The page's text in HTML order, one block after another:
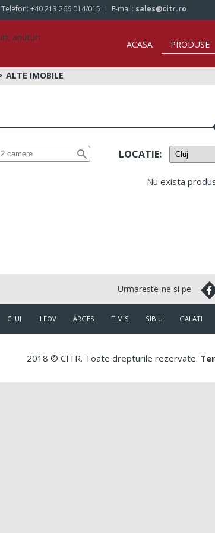
Telefon: +40 213 266 014/015 | E-mail: sales@citr.ro
ACASA PRODUSE
ALTE IMOBILE
LOCATIE:
Nu exista
CLUJ ILFOV ARGES TIMIS SIBIU GALATI
2018 © CITR. Toate drepturile rezervate.